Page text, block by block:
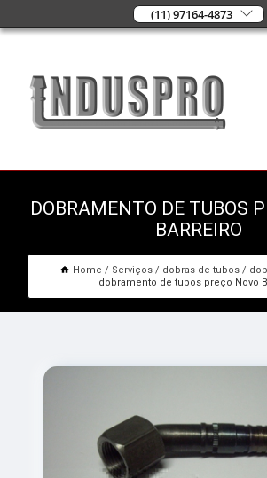
(11) 97164-4873
DOBRAMENTO DE TUBOS
BARREIRO
Home Serviços dobras de tubos
dobramento de tubos preço Novo